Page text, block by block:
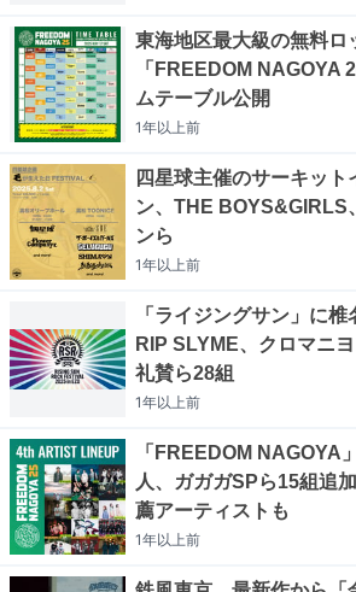
東海地区最大級の無料ロ
「FREEDOM NAGOYA
ムテーブル公開
1年以上前
四星球主催のサーキット
ン、THE BOYS&GIRLS
ンら
1年以上前
「ライジングサン」に椎
RIP SLYME、クロマニ
礼賛ら28組
1年以上前
「FREEDOM NAGOYA
人、ガガガSPら15組追
薦アーティストも
1年以上前